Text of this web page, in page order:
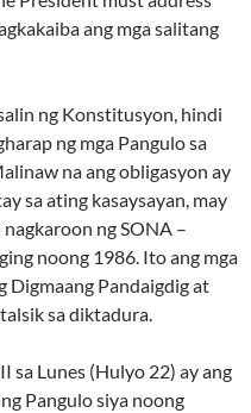
ang mga salitang
ng Konstitusyon, hindi
ng mga Pangulo sa
na ang obligasyon ay
sa ating kasaysayan, may
ng SONA –
noong 1986. Ito ang mga
Digmaang Pandaigdig at
sa diktadura.
sa Lunes (Hulyo 22) ay ang
Pangulo siya noong